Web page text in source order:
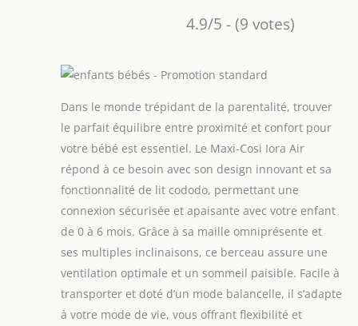
4.9/5 - (9 votes)
Dans le monde trépidant de la parentalité, trouver
le parfait équilibre entre proximité et confort pour
votre bébé est essentiel. Le Maxi-Cosi Iora Air
répond à ce besoin avec son design innovant et sa
fonctionnalité de lit cododo, permettant une
connexion sécurisée et apaisante avec votre enfant
de 0 à 6 mois. Grâce à sa maille omniprésente et
ses multiples inclinaisons, ce berceau assure une
ventilation optimale et un sommeil paisible. Facile à
transporter et doté d’un mode balancelle, il s’adapte
à votre mode de vie, vous offrant flexibilité et